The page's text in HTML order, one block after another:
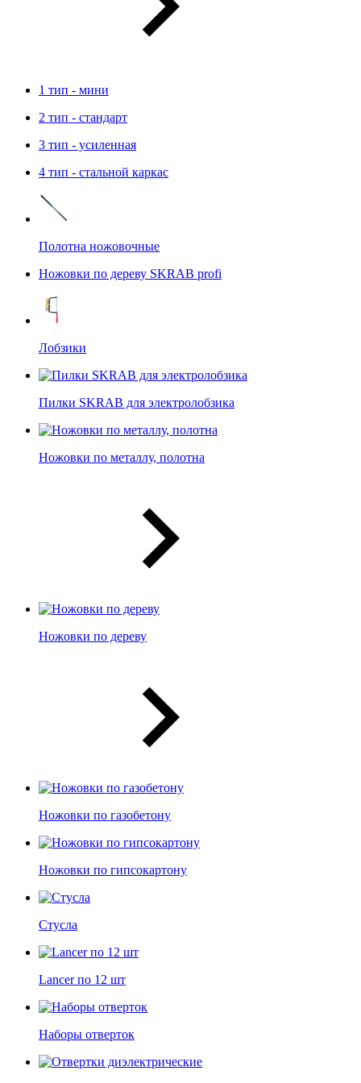
1 тип - мини
2 тип - стандарт
3 тип - усиленная
4 тип - стальной каркас
Полотна ножовочные
Ножовки по дереву SKRAB profi
Лобзики
Пилки SKRAB для электролобзика
Ножовки по металлу, полотна
Ножовки по дереву
Ножовки по газобетону
Ножовки по гипсокартону
Стусла
Lancer по 12 шт
Наборы отверток